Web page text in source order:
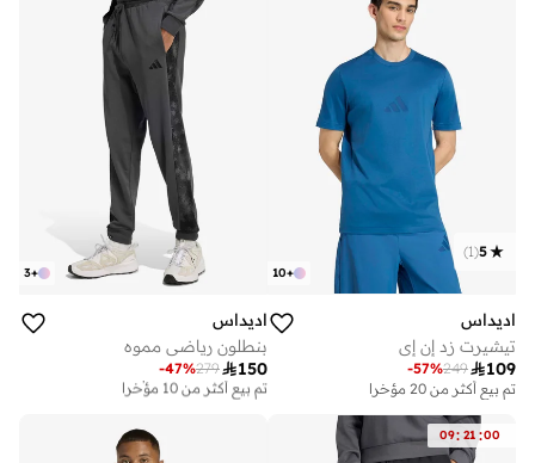
+
10
5
(
1
)
اديداس
تيشيرت زد إن إي
109
249
-57%
تم بيع أكثر من 20 مؤخرا
+
3
اديداس
بنطلون رياضي مموه
150
279
-47%
أفضل سعر لهذا العام
تم بيع أكثر من 10 مؤخرا
09: 21 :00